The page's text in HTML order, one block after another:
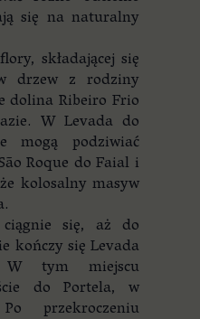
się na naturalny
składającej się
drzew z rodziny
dolina Ribeiro Frio
W Levada do
mogą podziwiać
Roque do Faial i
kolosalny masyw
się, aż do
kończy się Levada
tym miejscu
do Portela, w
przekroczeniu